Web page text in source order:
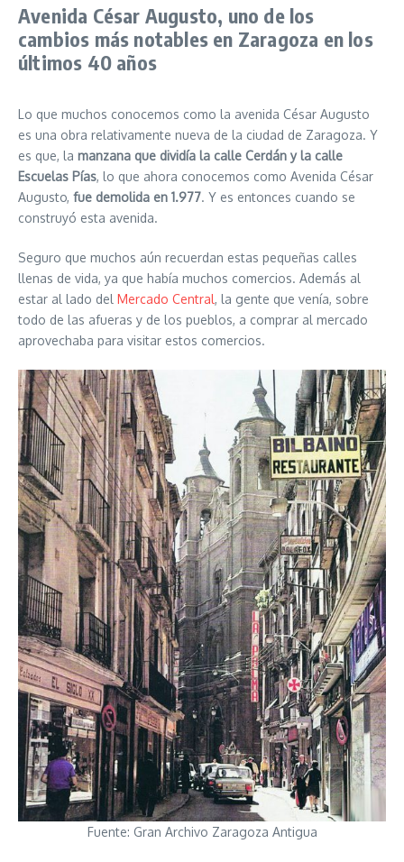
Avenida César Augusto, uno de los
cambios más notables en Zaragoza en los
últimos 40 años
Lo que muchos conocemos como la avenida César Augusto
es una obra relativamente nueva de la ciudad de Zaragoza. Y
es que, la manzana que dividía la calle Cerdán y la calle
Escuelas Pías, lo que ahora conocemos como Avenida César
Augusto, fue demolida en 1.977. Y es entonces cuando se
construyó esta avenida.
Seguro que muchos aún recuerdan estas pequeñas calles
llenas de vida, ya que había muchos comercios. Además al
estar al lado del Mercado Central, la gente que venía, sobre
todo de las afueras y de los pueblos, a comprar al mercado
aprovechaba para visitar estos comercios.
Fuente: Gran Archivo Zaragoza Antigua